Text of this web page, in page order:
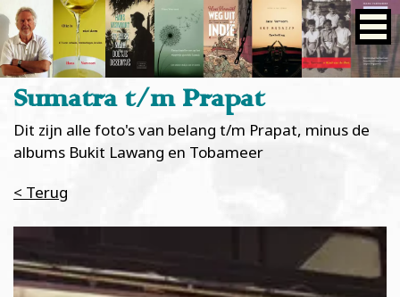
Sumatra t/m Prapat
Dit zijn alle foto's van belang t/m Prapat, minus de
albums Bukit Lawang en Tobameer
< Terug